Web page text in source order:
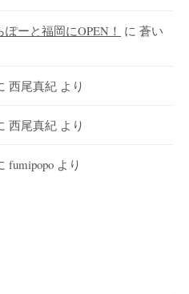
ーと福岡にOPEN！ に 蒼い
西尾真紀 より
西尾真紀 より
fumipopo より